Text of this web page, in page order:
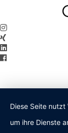
Diese Seite
um ihre Dienste